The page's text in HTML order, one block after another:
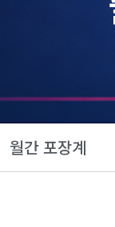
월간 포장계